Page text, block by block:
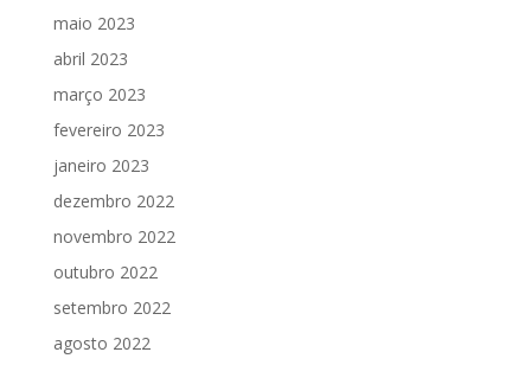
maio 2023
abril 2023
março 2023
fevereiro 2023
janeiro 2023
dezembro 2022
novembro 2022
outubro 2022
setembro 2022
agosto 2022